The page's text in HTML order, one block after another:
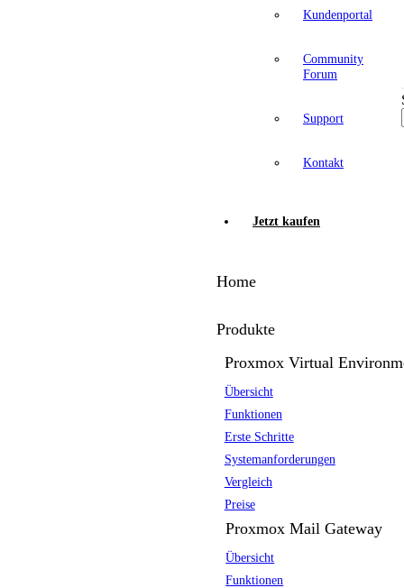
Kundenportal
Community
Forum
Support
Kontakt
Jetzt kaufen
Home
Produkte
Proxmox Virtual
Übersicht
Funktionen
Erste Schritte
Systemanforderungen
Vergleich
Preise
Proxmox Mail Gateway
Übersicht
Funktionen